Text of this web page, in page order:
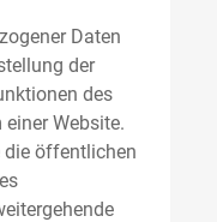
Daten
der
des
Website.
die öffentlichen